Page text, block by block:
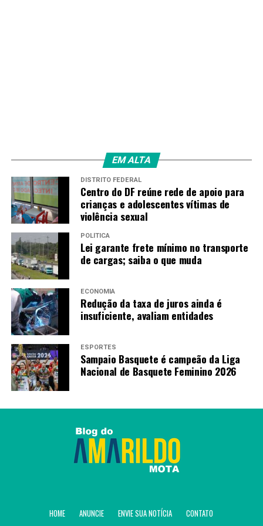
EM ALTA
DISTRITO FEDERAL
Centro do DF reúne rede de apoio para
crianças e adolescentes vítimas de
violência sexual
POLÍTICA
Lei garante frete mínimo no transporte
de cargas; saiba o que muda
ECONOMIA
Redução da taxa de juros ainda é
insuficiente, avaliam entidades
ESPORTES
Sampaio Basquete é campeão da Liga
Nacional de Basquete Feminino 2026
HOME ANUNCIE ENVIE SUA NOTÍCIA CONTATO